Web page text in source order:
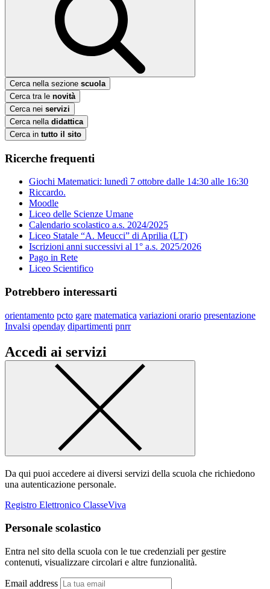
Cerca nella sezione scuola
Cerca tra le novità
Cerca nei servizi
Cerca nella didattica
Cerca in tutto il sito
Ricerche frequenti
Giochi Matematici: lunedì 7 ottobre dalle 14:30 alle 16:30
Riccardo.
Moodle
Liceo delle Scienze Umane
Calendario scolastico a.s. 2024/2025
Liceo Statale “A. Meucci” di Aprilia (LT)
Iscrizioni anni successivi al 1° a.s. 2025/2026
Pago in Rete
Liceo Scientifico
Potrebbero interessarti
orientamento pcto gare matematica variazioni orario presentazione
Invalsi openday dipartimenti pnrr
Accedi ai servizi
Da qui puoi accedere ai diversi servizi della scuola che richiedono
una autenticazione personale.
Registro Elettronico ClasseViva
Personale scolastico
Entra nel sito della scuola con le tue credenziali per gestire
contenuti, visualizzare circolari e altre funzionalità.
Email address